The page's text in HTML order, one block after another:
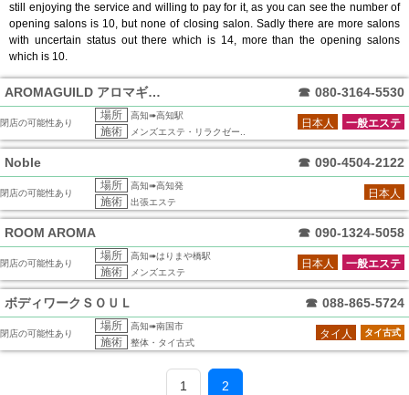
still enjoying the service and willing to pay for it, as you can see the number of
opening salons is 10, but none of closing salon. Sadly there are more salons
with uncertain status out there which is 14, more than the opening salons
which is 10.
AROMAGUILD アロマギルド 高知 ☎ 080-3164-5530
閉店の可能性あり
場所 高知➠高知駅
施術 メンズエステ・リラクゼー..
一般エステ
日本人
Noble ☎ 090-4504-2122
閉店の可能性あり
場所 高知➠高知発
施術 出張エステ
日本人
ROOM AROMA ☎ 090-1324-5058
閉店の可能性あり
場所 高知➠はりまや橋駅
施術 メンズエステ
一般エステ
日本人
ボディワークＳＯＵＬ ☎ 088-865-5724
閉店の可能性あり
場所 高知➠南国市
施術 整体・タイ古式
タイ古式
タイ人
1 2